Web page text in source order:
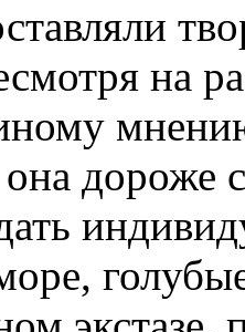
на
она дороже